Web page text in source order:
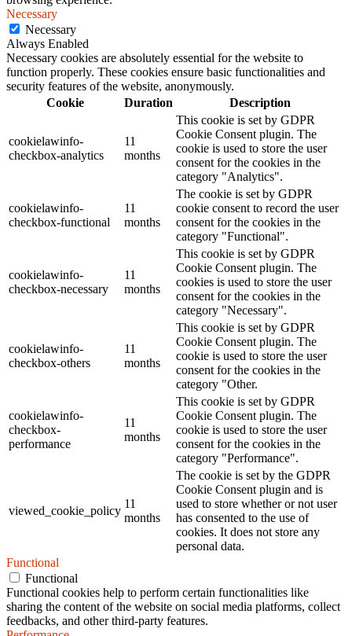
Necessary
Necessary
Always Enabled
Necessary cookies are absolutely essential for the website to
function properly. These cookies ensure basic functionalities and
security features of the website, anonymously.
Cookie
Duration Description
cookielawinfo-
checkbox-analytics
11
months
This cookie is set by GDPR
Cookie Consent plugin. The
cookie is used to store the user
consent for the cookies in the
category "Analytics".
cookielawinfo-
checkbox-functional
11
months
The cookie is set by GDPR
cookie consent to record the user
consent for the cookies in the
category "Functional".
cookielawinfo-
checkbox-necessary
11
months
This cookie is set by GDPR
Cookie Consent plugin. The
cookies is used to store the user
consent for the cookies in the
category "Necessary".
cookielawinfo-
checkbox-others
11
months
This cookie is set by GDPR
Cookie Consent plugin. The
cookie is used to store the user
consent for the cookies in the
category "Other.
cookielawinfo-
checkbox-
performance
11
months
This cookie is set by GDPR
Cookie Consent plugin. The
cookie is used to store the user
consent for the cookies in the
category "Performance".
viewed_cookie_policy
11
months
The cookie is set by the GDPR
Cookie Consent plugin and is
used to store whether or not user
has consented to the use of
cookies. It does not store any
personal data.
Functional
Functional
Functional cookies help to perform certain functionalities like
sharing the content of the website on social media platforms, collect
feedbacks, and other third-party features.